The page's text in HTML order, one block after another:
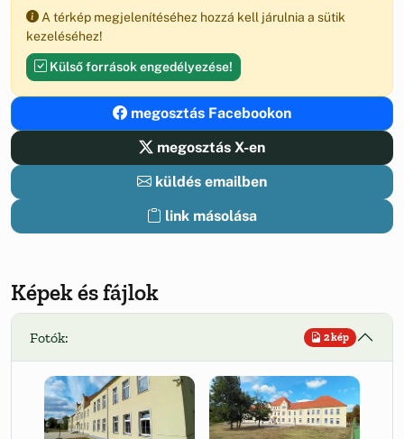
A térkép megjelenítéséhez hozzá kell járulnia a sütik
kezeléséhez!
Külső források engedélyezése!
megosztás Facebookon
megosztás X-en
küldés emailben
link másolása
Képek és fájlok
Fotók: 2 kép